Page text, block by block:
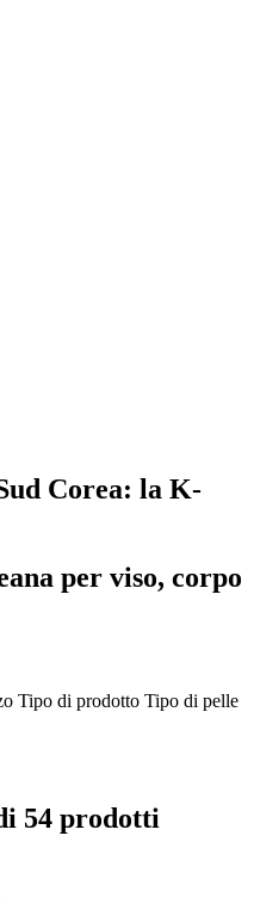
Corea: la K-
per viso, corpo
Tipo di prodotto Tipo di pelle
54 prodotti